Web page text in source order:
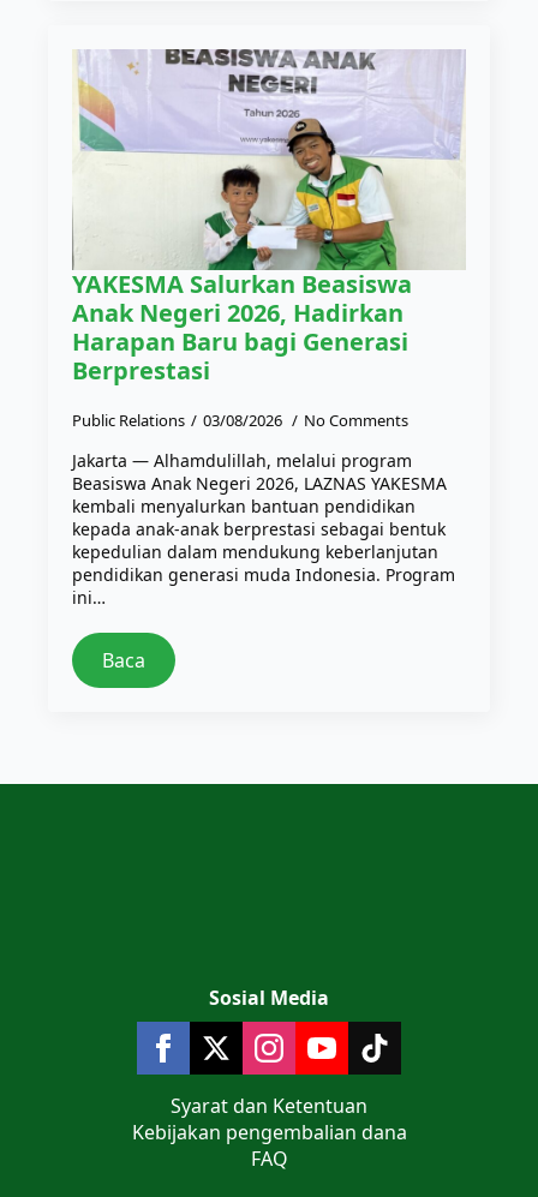
YAKESMA Salurkan Beasiswa
Anak Negeri 2026, Hadirkan
Harapan Baru bagi Generasi
Berprestasi
Public Relations 03/08/2026 No Comments
Jakarta — Alhamdulillah, melalui program
Beasiswa Anak Negeri 2026, LAZNAS YAKESMA
kembali menyalurkan bantuan pendidikan
kepada anak-anak berprestasi sebagai bentuk
kepedulian dalam mendukung keberlanjutan
pendidikan generasi muda Indonesia. Program
ini…
Baca
Sosial Media
Syarat dan Ketentuan
Kebijakan pengembalian dana
FAQ